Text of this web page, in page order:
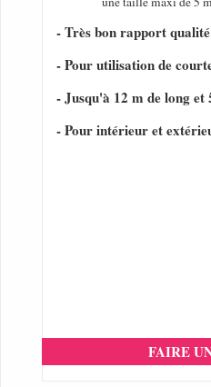
- Très bon rapport
- Pour utilisation de
- Jusqu'à 12 m de long et
- Pour intérieur et
FAIRE